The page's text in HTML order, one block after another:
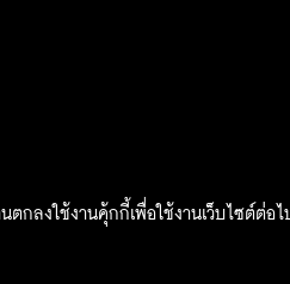
กลงใช้งานคุ้กกี้เพื่อใช้งานเว็บไซต์ต่อไป